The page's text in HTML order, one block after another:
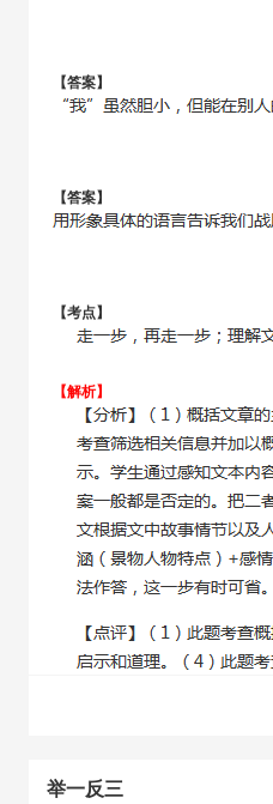
【答案】
【答案】
【考点】
【解析】
举一反三